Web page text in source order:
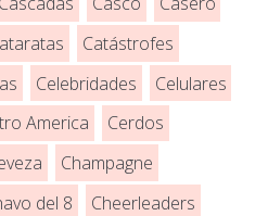
Catástrofes
Celebridades
Celulares
America
Cerdos
Champagne
del 8
Cheerleaders